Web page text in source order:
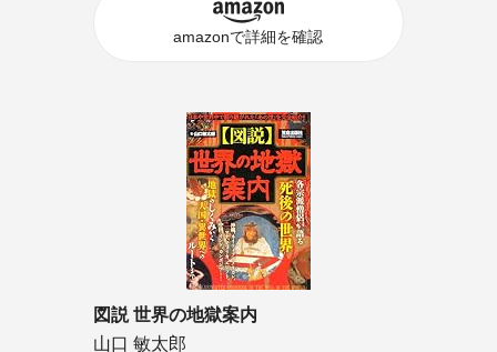
amazonで詳細を確認
図説 世界の地獄案内
山口 敏太郎